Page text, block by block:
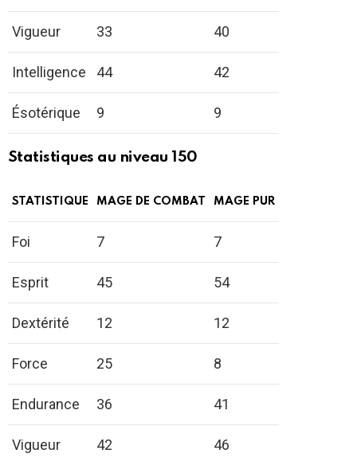
Vigueur 33 40
Intelligence 44 42
Ésotérique 9 9
Statistiques au niveau 150
STATISTIQUE MAGE DE COMBAT MAGE PUR
Foi 7 7
Esprit 45 54
Dextérité 12 12
Force 25 8
Endurance 36 41
Vigueur 42 46